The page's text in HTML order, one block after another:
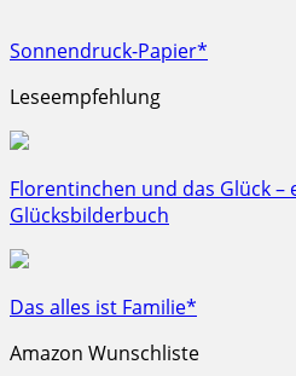
Sonnendruck-Papier*
Leseempfehlung
Florentinchen und das Glück –
Glücksbilderbuch
Das alles ist Familie*
Amazon Wunschliste